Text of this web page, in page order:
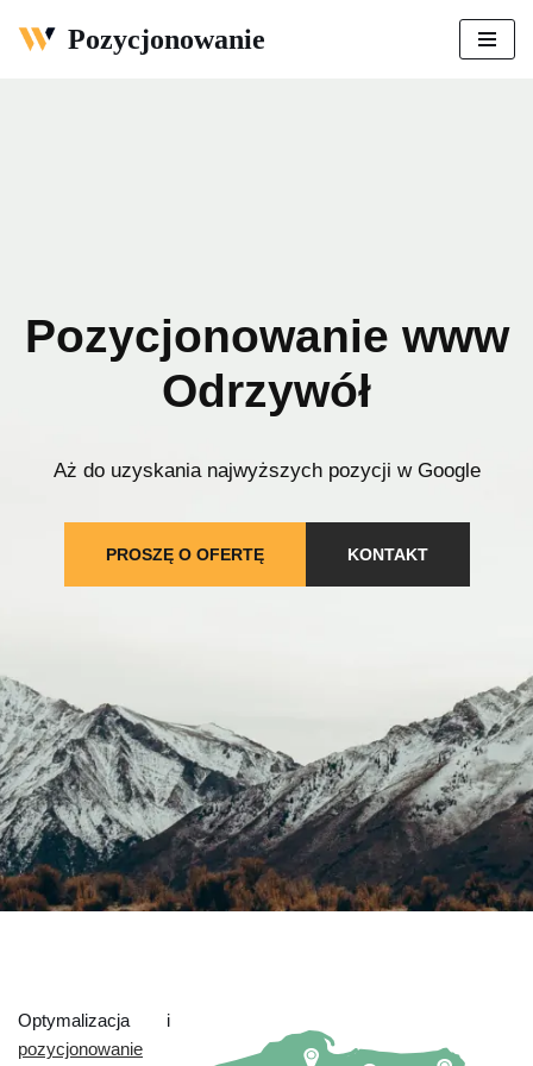
Pozycjonowanie
Pozycjonowanie www
Odrzywół
Aż do uzyskania najwyższych pozycji w Google
PROSZĘ O OFERTĘ KONTAKT
Optymalizacja i
pozycjonowanie